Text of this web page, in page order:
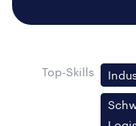
Top-Skills